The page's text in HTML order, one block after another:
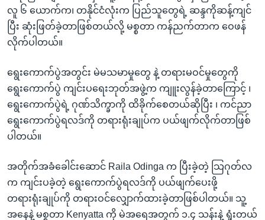
လူ ၆ ယောက်က၊ တနိုင်ငံလုံးက ပြည်သူတွေရဲ့ ဆန္ဒကိုဆန့်ကျင်
ပြီး ဆုံးဖြတ်ခဲ့တာဖြစ်တယ်လို့ မစ္စတာ ကန်ညက်တာက ဝေဖန်
လိုက်ပါတယ်။
ရွေးကောက်ပွဲအတွင်း မဲမသမာမှုတွေ နဲ့ တရားမဝင်မှုတွေကို
ရွေးကောက်ပွဲ ကျင်းပရေးဘုတ်အဖွဲ့က ကျူးလွန်ခဲ့တာကြောင့် ၊
ရွေးကောက်ပွဲရဲ့ ဂုဏ်သိက္ခာကို ထိခိုက်စေတယ်ဆိုပြီး ၊ ကင်ညာ
ရွေးကောက်ပွဲရလဒ်ကို တရားရုံးချုပ်က ပယ်ဖျက်လိုက်တာဖြစ်
ပါတယ်။
အတိုက်အခံခေါင်းဆောင် Raila Odinga က ပြီးခဲ့တဲ့ သြဂုတ်လ
က ကျင်းပခဲ့တဲ့ ရွေးကောက်ပွဲရလဒ်ကို ပယ်ဖျက်ပေးဖို့
တရားရုံးချုပ်ကို တရားဝင်လျှောက်ထားခဲ့တာဖြစ်ပါတယ်။ သူ့
အနေနဲ့ မစ္စတာ Kenyatta ကို မဲအရေအတွက် ၁.၄ သန်းနဲ့ ရှုံးတယ်